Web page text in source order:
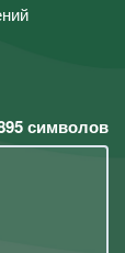
символов